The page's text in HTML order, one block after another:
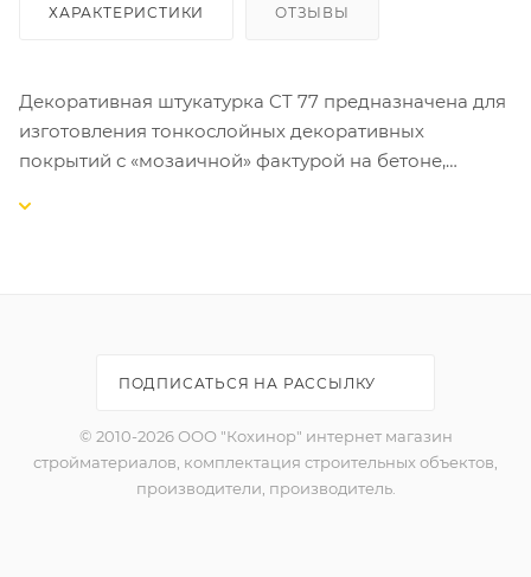
ХАРАКТЕРИСТИКИ ОТЗЫВЫ
Декоративная штукатурка CT 77 предназначена для
изготовления тонкослойных декоративных
покрытий с «мозаичной» фактурой на бетоне,
-устойчива к истиранию и загрязнению;
-атмосферо- и морозостойкая;
-пригодна для внутренних и наружных работ;
-экологически безопасна.
ПОДПИСАТЬСЯ НА РАССЫЛКУ
© 2010-2026 ООО "Кохинор" интернет магазин
стройматериалов, комплектация строительных объектов,
производители, производитель.